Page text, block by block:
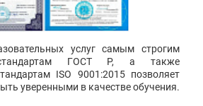
услуг самым строгим
ГОСТ Р, а также
ISO 9001:2015 позволяет
уверенными в качестве обучения.